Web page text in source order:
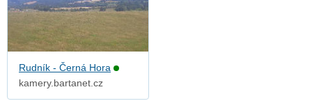
Rudník - Černá Hora
kamery.bartanet.cz